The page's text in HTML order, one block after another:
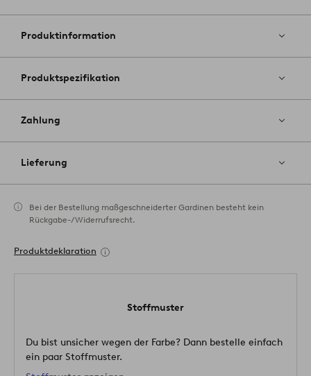
Favoriten
Produktinformation
Produktspezifikation
Zahlung
Lieferung
Bei der Bestellung maßgeschneiderter Gardinen besteht kein
Rückgabe-/Widerrufsrecht.
Produktdeklaration
Stoffmuster
Du bist unsicher wegen der Farbe? Dann bestelle einfach
ein paar Stoffmuster.